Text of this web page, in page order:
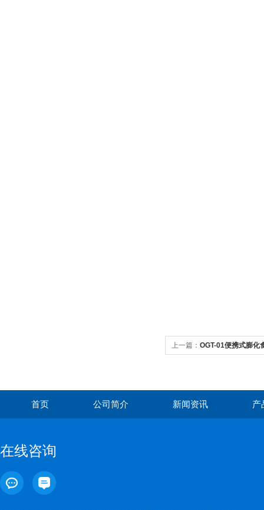
上一篇： OGT-01便携式膨化
首页 公司简介 新闻资讯 产
在线咨询